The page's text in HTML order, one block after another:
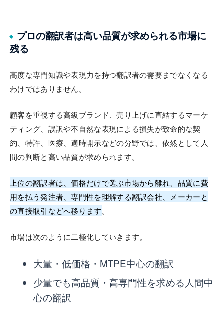
プロの翻訳者は高い品質が求められる市場に
残る
高度な専門知識や表現力を持つ翻訳者の需要までなくなる
わけではありません。
顧客を重視する高級ブランド、売り上げに直結するマーケ
ティング、誤訳や不自然な表現による損失が致命的な契
約、特許、医療、適時開示などの分野では、依然として人
間の判断と高い品質が求められます。
上位の翻訳者は、価格だけで選ぶ市場から離れ、品質に費
用を払う発注者、専門性を理解する翻訳会社、メーカーと
の直接取引などへ移ります。
市場は次のように二極化していきます。
大量・低価格・MTPE中心の翻訳
少量でも高品質・高専門性を求める人間中
心の翻訳